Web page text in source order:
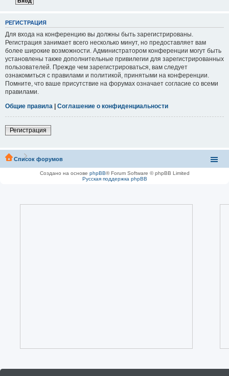
РЕГИСТРАЦИЯ
Для входа на конференцию вы должны быть зарегистрированы.
Регистрация занимает всего несколько минут, но предоставляет вам
более широкие возможности. Администратором конференции могут быть
установлены также дополнительные привилегии для зарегистрированных
пользователей. Прежде чем зарегистрироваться, вам следует
ознакомиться с правилами и политикой, принятыми на конференции.
Помните, что ваше присутствие на форумах означает согласие со всеми
правилами.
Общие правила
Соглашение о конфиденциальности
Регистрация
Список форумов
Создано на основе phpBB® Forum Software © phpBB Limited
Русская поддержка phpBB